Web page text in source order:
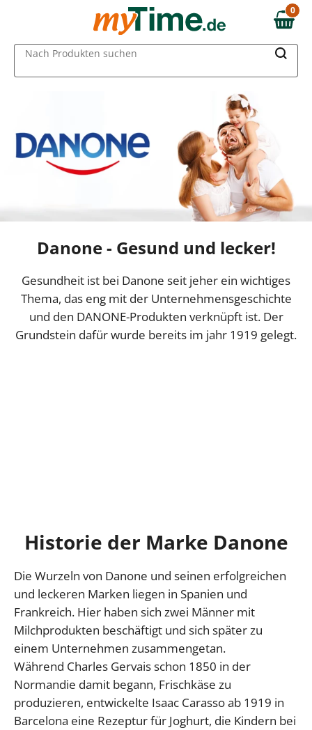
0,00 €
0
Nach Produkten suchen
Danone - Gesund und lecker!
Gesundheit ist bei Danone seit jeher ein wichtiges
Thema, das eng mit der Unternehmensgeschichte
und den DANONE-Produkten verknüpft ist. Der
Grundstein dafür wurde bereits im jahr 1919 gelegt.
Historie der Marke Danone
Die Wurzeln von Danone und seinen erfolgreichen
und leckeren Marken liegen in Spanien und
Frankreich. Hier haben sich zwei Männer mit
Milchprodukten beschäftigt und sich später zu
einem Unternehmen zusammengetan.
Während Charles Gervais schon 1850 in der
Normandie damit begann, Frischkäse zu
produzieren, entwickelte Isaac Carasso ab 1919 in
Barcelona eine Rezeptur für Joghurt, die Kindern bei